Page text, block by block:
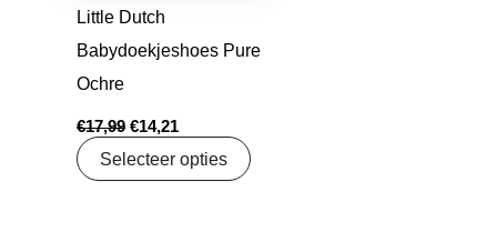
Little Dutch
Babydoekjeshoes Pure
Ochre
€17,99 €14,21
Selecteer opties